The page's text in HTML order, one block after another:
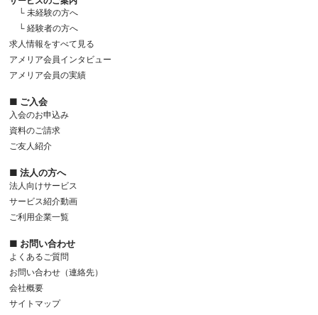
└ 未経験の方へ
└ 経験者の方へ
求人情報をすべて見る
アメリア会員インタビュー
アメリア会員の実績
■ ご入会
入会のお申込み
資料のご請求
ご友人紹介
■ 法人の方へ
法人向けサービス
サービス紹介動画
ご利用企業一覧
■ お問い合わせ
よくあるご質問
お問い合わせ（連絡先）
会社概要
サイトマップ